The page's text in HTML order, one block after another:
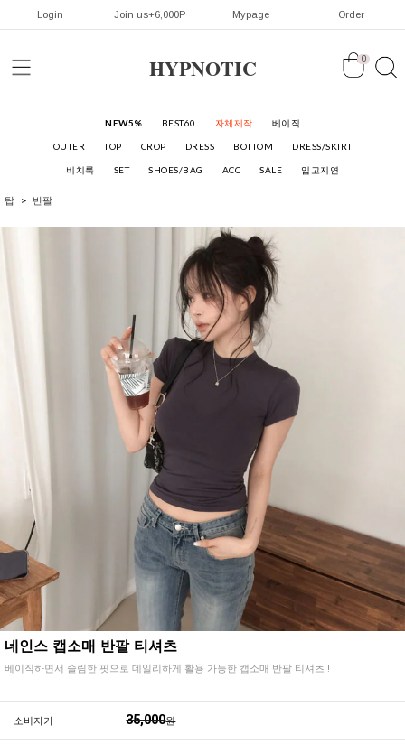
Login Join us+6,000P Mypage Order
HYPNOTIC 0
NEW5% BEST60 자체제작 베이직
OUTER TOP CROP DRESS BOTTOM DRESS/SKIRT
비치룩 SET SHOES/BAG ACC SALE 입고지연
탑 반팔
네인스 캡소매 반팔 티셔츠
베이직하면서 슬림한 핏으로 데일리하게 활용 가능한 캡소매 반팔 티셔츠 !
소비자가 35,000원